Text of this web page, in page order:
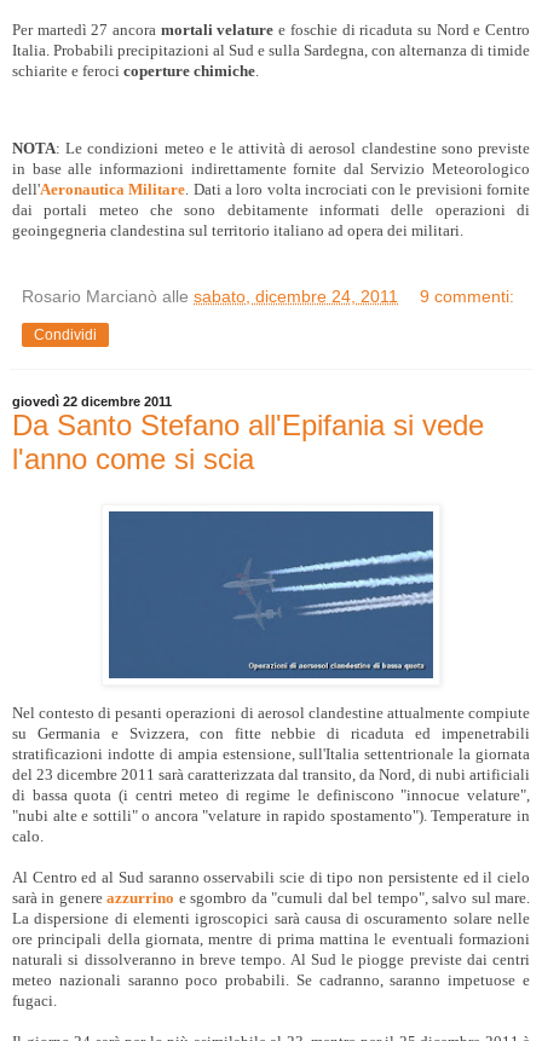
Per martedì 27 ancora mortali velaturee foschie di ricaduta su Nord e Centro
Italia. Probabili precipitazioni al Sud e sulla Sardegna, con alternanza di timide
schiarite e feroci coperture chimiche
NOTA: Le condizioni meteo e le attività di aerosol clandestine sono previste
in base alle informazioni indirettamente fornite dal Servizio Meteorologico
dell'Aeronautica Militare . Dati a loro volta incrociati con le previsioni fornite
dai portali meteo che sono debitamente informati delle operazioni di
geoingegneria clandestina sul territorio italiano ad opera dei militari.
Rosario Marcianò alle sabato, dicembre 24, 2011 9 commenti:
Condividi
giovedì 22 dicembre 2011
Da Santo Stefano all'Epifania si vede
l'anno come si scia
Nel contesto di pesanti operazioni di aerosol clandestine attualmente compiute
su Germania e Svizzera, con fitte nebbie di ricaduta ed impenetrabili
stratificazioni indotte di ampia estensione, sull'Italia settentrionale la giornata
del 23 dicembre 2011 sarà caratterizzata dal transito, da Nord, di nubi artificiali
di bassa quota (i centri meteo di regime le definiscono "innocue velature",
"nubi alte e sottili" o ancora "velature in rapido spostamento"). Temperature in
calo.
Al Centro ed al Sud saranno osservabili scie di tipo non persistente ed il cielo
sarà in genereazzurrino e sgombro da "cumuli dal bel tempo", salvo sul mare.
La dispersione di elementi igroscopici sarà causa di oscuramento solare nelle
ore principali della giornata, mentre di prima mattina le eventuali formazioni
naturali si dissolveranno in breve tempo. Al Sud le piogge previste dai centri
meteo nazionali saranno poco probabili. Se cadranno, saranno impetuose e
fugaci.